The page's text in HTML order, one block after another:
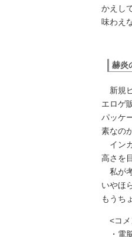
かえし
味わえ
赫炎
新規
エロゲ
パッケ
素なの
イン
高さを
私が
いやほ
もうち
<コメ
・電